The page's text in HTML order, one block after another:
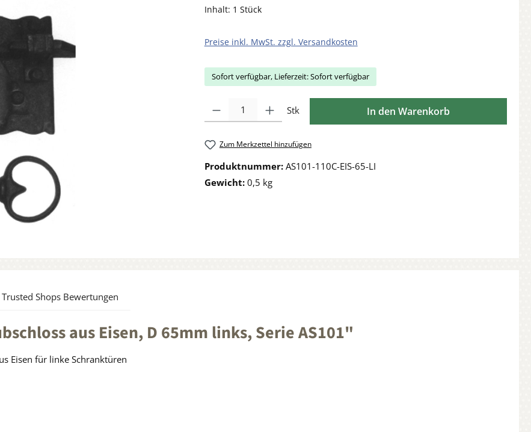
Inhalt: 1 Stück
Preise inkl. MwSt. zzgl. Versandkosten
Sofort verfügbar, Lieferzeit: Sofort verfügbar
Stk In den Warenkorb
Zum Merkzettel hinzufügen
Produktnummer: AS101-110C-EIS-65-LI
Gewicht: 0,5 kg
Trusted Shops Bewertungen
aus Eisen, D 65mm links, Serie AS101"
Eisen für linke Schranktüren